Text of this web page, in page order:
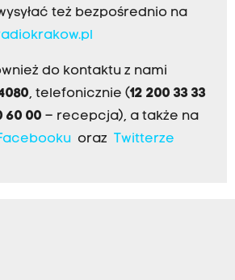
też bezpośrednio na
do kontaktu z nami
, telefonicznie (12 200 33 33
60 00 – recepcja), a także na
oraz Twitterze